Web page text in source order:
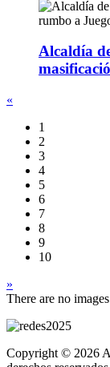
Alcaldía
«
1
2
3
4
5
6
7
8
9
10
»
There are no
Copyright © 2026